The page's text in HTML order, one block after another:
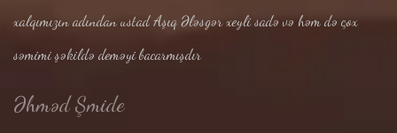
xalqımızın adından ustad Aşıq Ələsgər xeyli sadə və həm də çox
səmimi şəkildə deməyi bacarmışdır
Əhməd Şmide